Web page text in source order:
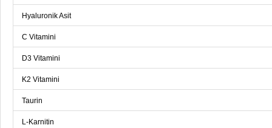
Hyaluronik Asit
C Vitamini
D3 Vitamini
K2 Vitamini
Taurin
L-Karnitin